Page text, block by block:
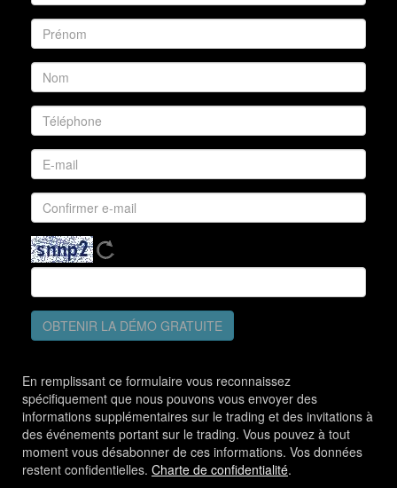
OBTENIR LA DÉMO GRATUITE
En remplissant ce formulaire vous reconnaissez
spécifiquement que nous pouvons vous envoyer des
informations supplémentaires sur le trading et des invitations à
des événements portant sur le trading. Vous pouvez à tout
moment vous désabonner de ces informations. Vos données
restent confidentielles. Charte de confidentialité.